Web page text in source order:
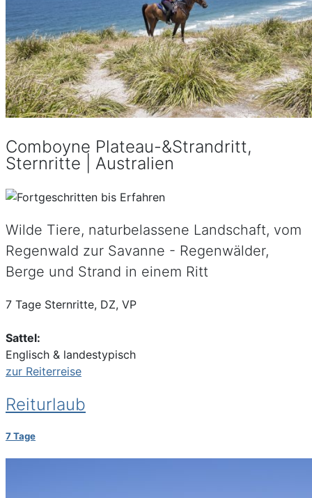
Comboyne Plateau-&Strandritt,
Sternritte | Australien
Wilde Tiere, naturbelassene Landschaft, vom
Regenwald zur Savanne - Regenwälder,
Berge und Strand in einem Ritt
7 Tage Sternritte, DZ, VP
Sattel:
Englisch & landestypisch
zur Reiterreise
Reiturlaub
7 Tage